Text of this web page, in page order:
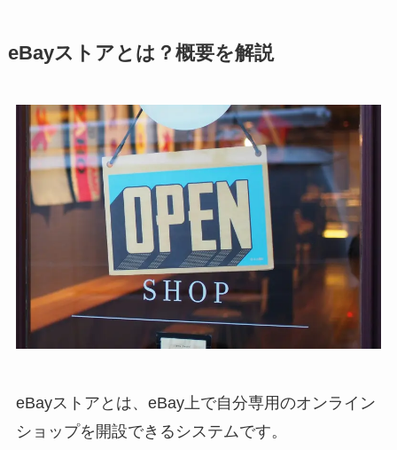
eBayストアとは？概要を解説
eBayストアとは、eBay上で自分専用のオンライン
ショップを開設できるシステムです。